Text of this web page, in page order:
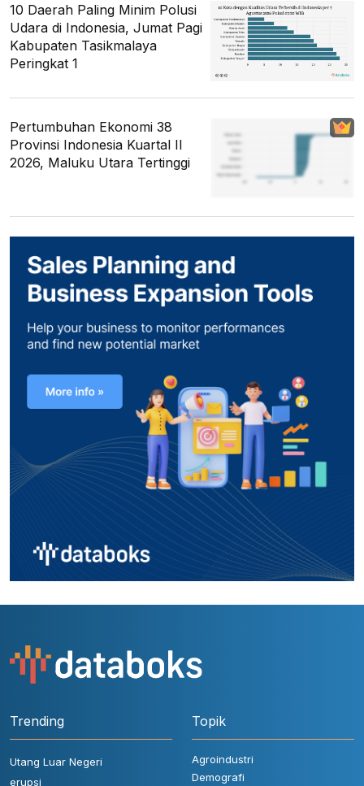
10 Daerah Paling Minim Polusi
Udara di Indonesia, Jumat Pagi
Kabupaten Tasikmalaya
Peringkat 1
Pertumbuhan Ekonomi 38
Provinsi Indonesia Kuartal II
2026, Maluku Utara Tertinggi
Trending
Utang Luar Negeri
erupsi
Topik
Agroindustri
Demografi